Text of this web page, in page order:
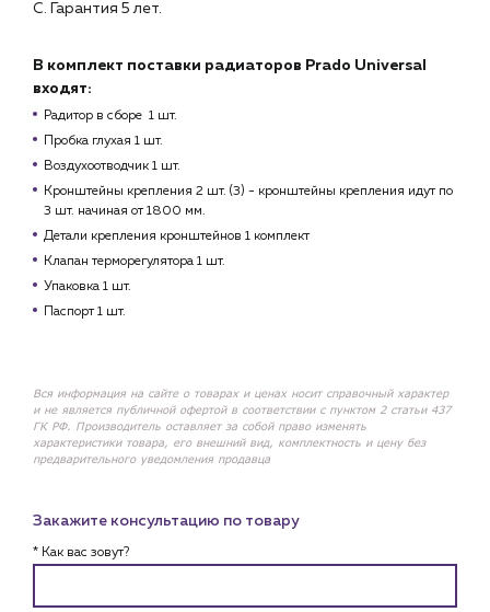
С. Гарантия 5 лет.
В комплект поставки радиаторов Prado Universal
входят:
Радитор в сборе 1 шт.
Пробка глухая 1 шт.
Воздухоотводчик 1 шт.
Кронштейны крепления 2 шт. (3) - кронштейны крепления идут по
3 шт. начиная от 1800 мм.
Детали крепления кронштейнов 1 комплект
Клапан терморегулятора 1 шт.
Упаковка 1 шт.
Паспорт 1 шт.
Вся информация на сайте о товарах и ценах носит справочный характер
и не является публичной офертой в соответствии с пунктом 2 статьи 437
ГК РФ. Производитель оставляет за собой право изменять
характеристики товара, его внешний вид, комплектность и цену без
предварительного уведомления продавца
Закажите консультацию по товару
* Как вас зовут?